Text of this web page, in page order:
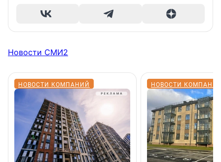
Новости СМИ2
НОВОСТИ КОМПАНИЙ НОВОСТИ